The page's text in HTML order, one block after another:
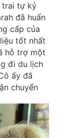
trai tự kỷ
đã huấn
cấp của
tốt nhất
hỗ trợ một
đi du lịch
ấy đã
chuyển